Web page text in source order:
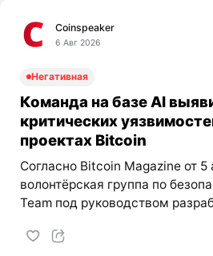
Coinspeaker
6 Авг 2026
Негативная
Команда на базе AI
критических
проектах Bitcoin
Согласно Bitcoin Magazine от 5
волонтёрская группа по
Team под руководством